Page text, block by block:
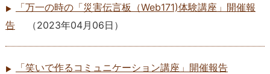
「万一の時の「災害伝言板（Web171)体験講座」開催報
告
（2023年04月06日 ）
「笑いで作るコミュニケーション講座」開催報告